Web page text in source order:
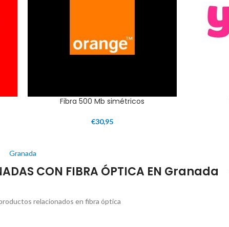
Fibra 500 Mb simétricos
€30,95
Granada
CON FIBRA ÓPTICA EN Granada
relacionados en fibra óptica